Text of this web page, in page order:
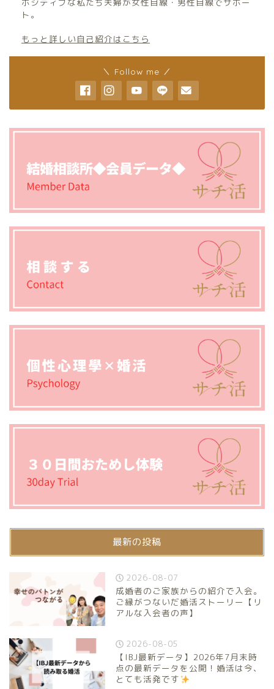
ト。
もっと詳しい自己紹介はこちら
＼ Follow me ／
最新の投稿
2026-08-07
成婚者のご家族からの紹介で入会。
ご縁がつないだ婚活ストーリー【リ
アルな入会者の声】
2026-08-05
【IBJ最新データ】2026年7月末時
点の最新データを公開！婚活は今、
とても活発です